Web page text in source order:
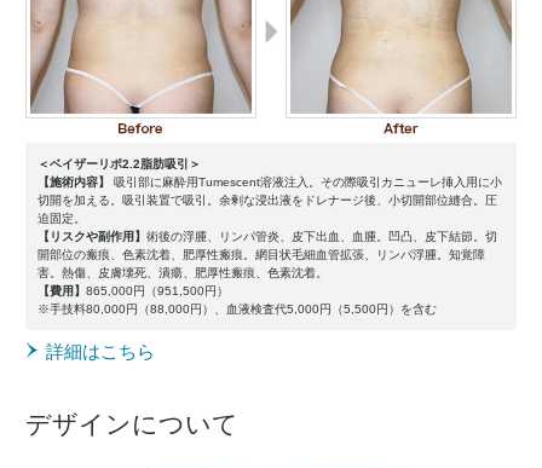
＜ベイザーリポ2.2脂肪吸引＞
【施術内容】
吸引部に麻酔用Tumescent溶液注入。その際吸引カニューレ挿入用に小
切開を加える。吸引装置で吸引。余剰な浸出液をドレナージ後、小切開部位縫合。圧
迫固定。
【リスクや副作用】 術後の浮腫、リンパ管炎、皮下出血、血腫。凹凸、皮下結節。切
開部位の瘢痕、色素沈着、肥厚性瘢痕。網目状毛細血管拡張、リンパ浮腫。知覚障
害。熱傷、皮膚壊死、潰瘍、肥厚性瘢痕、色素沈着。
【費用】 865,000円（951,500円）
※手技料80,000円（88,000円）、血液検査代5,000円（5,500円）を含む
詳細はこちら
デザインについて